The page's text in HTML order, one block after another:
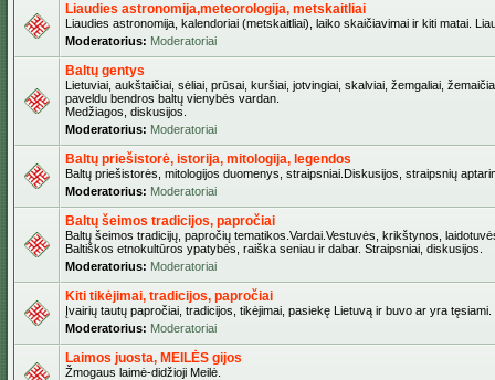
Liaudies astronomija,meteorologija, metskaitliai
Liaudies astronomija, kalendoriai (metskaitliai), laiko skaičiavimai ir kiti matai.
Moderatorius: Moderatoriai
Baltų gentys
Lietuviai, aukštaičiai, sėliai, prūsai, kuršiai, jotvingiai, skalviai, žemgaliai,
paveldu bendros baltų vienybės vardan.
Medžiagos, diskusijos.
Moderatorius: Moderatoriai
Baltų priešistorė, istorija, mitologija, legendos
Baltų priešistorės, mitologijos duomenys, straipsniai.Diskusijos, straipsnių
Moderatorius: Moderatoriai
Baltų šeimos tradicijos, papročiai
Baltų šeimos tradicijų, papročių tematikos.Vardai.Vestuvės, krikštynos,
Baltiškos etnokultūros ypatybės, raiška seniau ir dabar. Straipsniai, diskusijos.
Moderatorius: Moderatoriai
Kiti tikėjimai, tradicijos, papročiai
Įvairių tautų papročiai, tradicijos, tikėjimai, pasiekę Lietuvą ir buvo ar yra tęsiami.
Moderatorius: Moderatoriai
Laimos juosta, MEILĖS gijos
Žmogaus laimė-didžioji Meilė.